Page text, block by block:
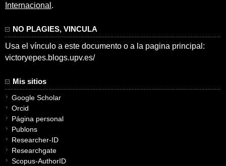
Internacional .
NO PLAGIES, VINCULA
Usa el vínculo a este documento o a la pagina principal:
victoryepes.blogs.upv.es/
Mis sitios
Google Scholar
Orcid
Página personal
Publons
Researcher-ID
Researchgate
Scopus-AuthorID